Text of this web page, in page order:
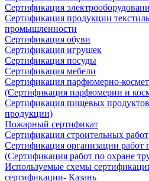
Сертификация
Сертификация продукции
промышленности
Сертификация обуви
Сертификация игрушек
Сертификация посуды
Сертификация мебели
Сертификация парфюмерно-
(Сертификация парфюмерии и
Сертификация пищевых
продукции)
Пожарный сертификат
Сертификация строительных работ
Сертификация организации работ
(Сертификация работ по охране
Используемые схемы
сертификации- Казань